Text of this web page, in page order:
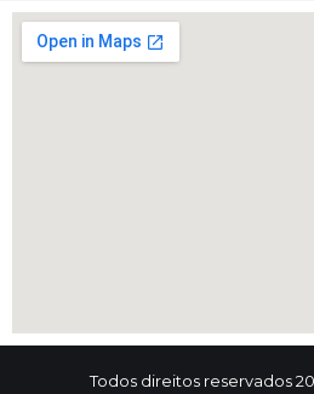
Todos direitos reservados
Trinta e Seis